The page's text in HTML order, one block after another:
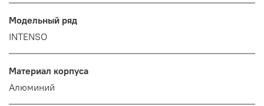
Модельный ряд
INTENSO
Материал корпуса
Алюминий